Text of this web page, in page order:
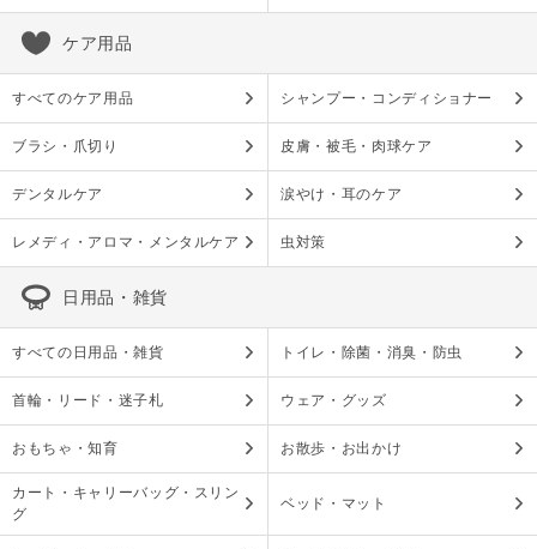
ケア用品
すべてのケア用品 シャンプー・コンディショナー
ブラシ・爪切り 皮膚・被毛・肉球ケア
デンタルケア 涙やけ・耳のケア
レメディ・アロマ・メンタルケア 虫対策
日用品・雑貨
すべての日用品・雑貨 トイレ・除菌・消臭・防虫
首輪・リード・迷子札 ウェア・グッズ
おもちゃ・知育 お散歩・お出かけ
カート・キャリーバッグ・スリン
グ
ベッド・マット